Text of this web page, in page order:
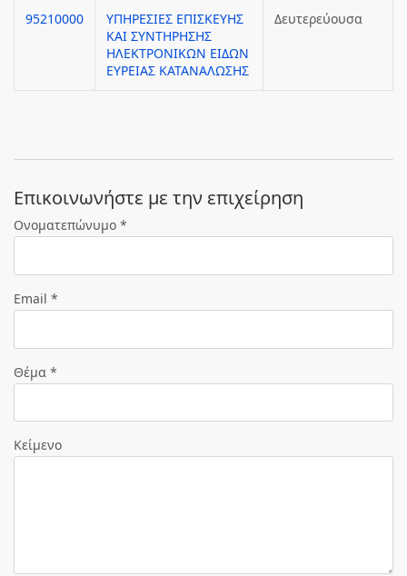
95210000
ΥΠΗΡΕΣΙΕΣ ΕΠΙΣΚΕΥΗΣ
ΚΑΙ ΣΥΝΤΗΡΗΣΗΣ
ΗΛΕΚΤΡΟΝΙΚΩΝ ΕΙΔΩΝ
ΕΥΡΕΙΑΣ ΚΑΤΑΝΑΛΩΣΗΣ
Δευτερεύουσα
Eπικοινωνήστε με την επιχείρηση
Ονοματεπώνυμο *
Email *
Θέμα *
Κείμενο